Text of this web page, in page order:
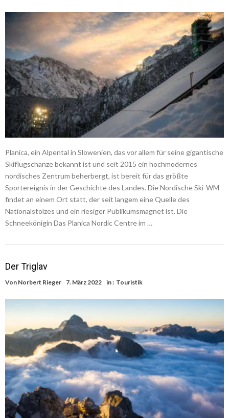
Planica, ein Alpental in Slowenien, das vor allem für seine gigantische
Skiflugschanze bekannt ist und seit 2015 ein hochmodernes
nordisches Zentrum beherbergt, ist bereit für das größte
Sportereignis in der Geschichte des Landes. Die Nordische Ski-WM
findet an einem Ort statt, der seit langem eine Quelle des
Nationalstolzes und ein riesiger Publikumsmagnet ist. Die
Schneekönigin Das Planica Nordic Centre im …
Der Triglav
Von Norbert Rieger 7. März 2022 in : Touristik